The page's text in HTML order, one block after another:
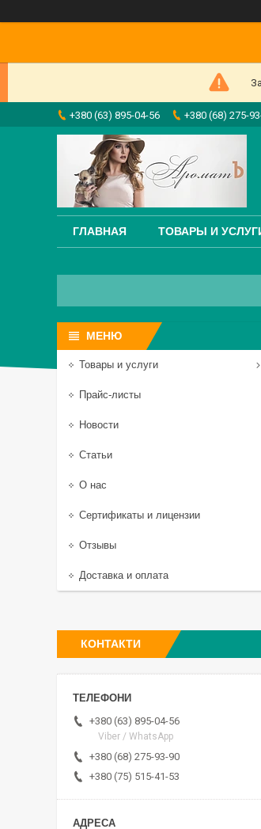
+380 (63) 895-04-56 +380 (68) 275-
ГЛАВНАЯ ТОВАРЫ И
Товары и услуги
Прайс-листы
Новости
Статьи
О нас
Сертификаты и лицензии
Отзывы
Доставка и оплата
КОНТАКТИ
+380 (63) 895-04-56
Viber / WhatsApp
+380 (68) 275-93-90
+380 (75) 515-41-53